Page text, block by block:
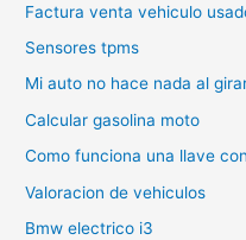
Factura venta vehiculo
Sensores tpms
Mi auto no hace nada al
Calcular gasolina moto
Como funciona una llave
Valoracion de vehiculos
Bmw electrico i3